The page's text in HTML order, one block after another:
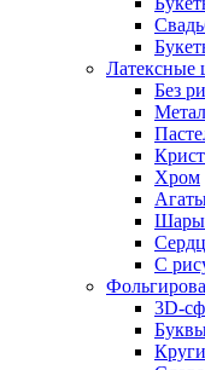
Латексные
Без
Хром
Шары
С
3D-
Круги